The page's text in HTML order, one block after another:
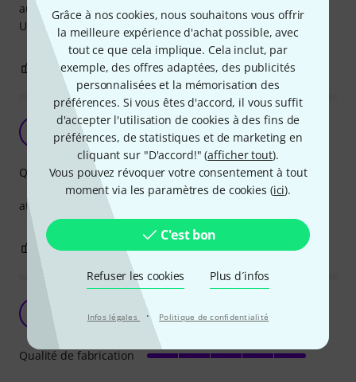
Grâce à nos cookies, nous souhaitons vous offrir
la meilleure expérience d'achat possible, avec
tout ce que cela implique. Cela inclut, par
exemple, des offres adaptées, des publicités
personnalisées et la mémorisation des
préférences. Si vous êtes d'accord, il vous suffit
d'accepter l'utilisation de cookies à des fins de
préférences, de statistiques et de marketing en
cliquant sur "D'accord!" (afficher tout).
Vous pouvez révoquer votre consentement à tout
moment via les paramètres de cookies (ici).
C'est bon
Refuser les cookies Plus d´infos
Infos légales · Politique de confidentialité
au rendez-vous.
Un très bon rapport qualité prix.
0 SIGNALER L'ÉVALUATION
Privel B 10.08.2021
attention aux fiches xlr pas simple a réutiliser
Qualité de fabrication
0
Très bon matériel
Martintvl 25.03.2021
Qualité de fabrication